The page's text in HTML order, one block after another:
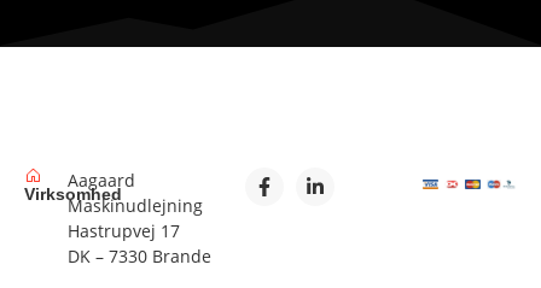
Virksomhed
Aagaard
Maskinudlejning
Hastrupvej 17
DK – 7330 Brande